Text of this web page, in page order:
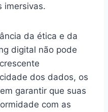
imersivas.
da ética e da
digital não pode
dos dados, os
garantir que suas
com as